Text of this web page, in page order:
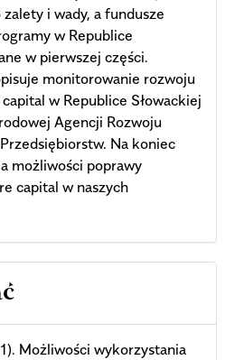
i wady, a fundusze
w Republice
w pierwszej części.
monitorowanie rozwoju
w Republice Słowackiej
Agencji Rozwoju
Na koniec
możliwości poprawy
capital w naszych
Możliwości wykorzystania